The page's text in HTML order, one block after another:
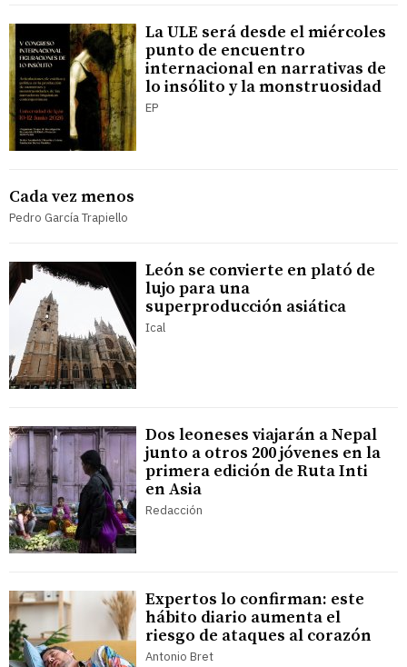
La ULE será desde el miércoles
punto de encuentro
internacional en narrativas de
lo insólito y la monstruosidad
EP
Cada vez menos
Pedro García Trapiello
León se convierte en plató de
lujo para una
superproducción asiática
Ical
Dos leoneses viajarán a Nepal
junto a otros 200 jóvenes en la
primera edición de Ruta Inti
en Asia
Redacción
Expertos lo confirman: este
hábito diario aumenta el
riesgo de ataques al corazón
Antonio Bret